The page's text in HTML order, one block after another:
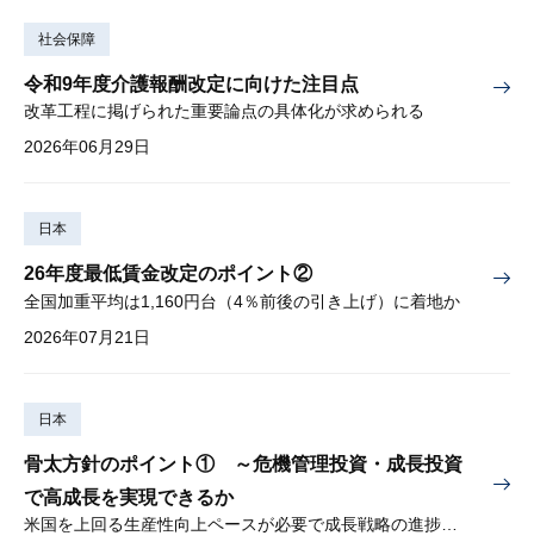
社会保障
令和9年度介護報酬改定に向けた注目点
改革工程に掲げられた重要論点の具体化が求められる
2026年06月29日
日本
26年度最低賃金改定のポイント②
全国加重平均は1,160円台（4％前後の引き上げ）に着地か
2026年07月21日
日本
骨太方針のポイント① ～危機管理投資・成長投資
で高成長を実現できるか
米国を上回る生産性向上ペースが必要で成長戦略の進捗管理も課題